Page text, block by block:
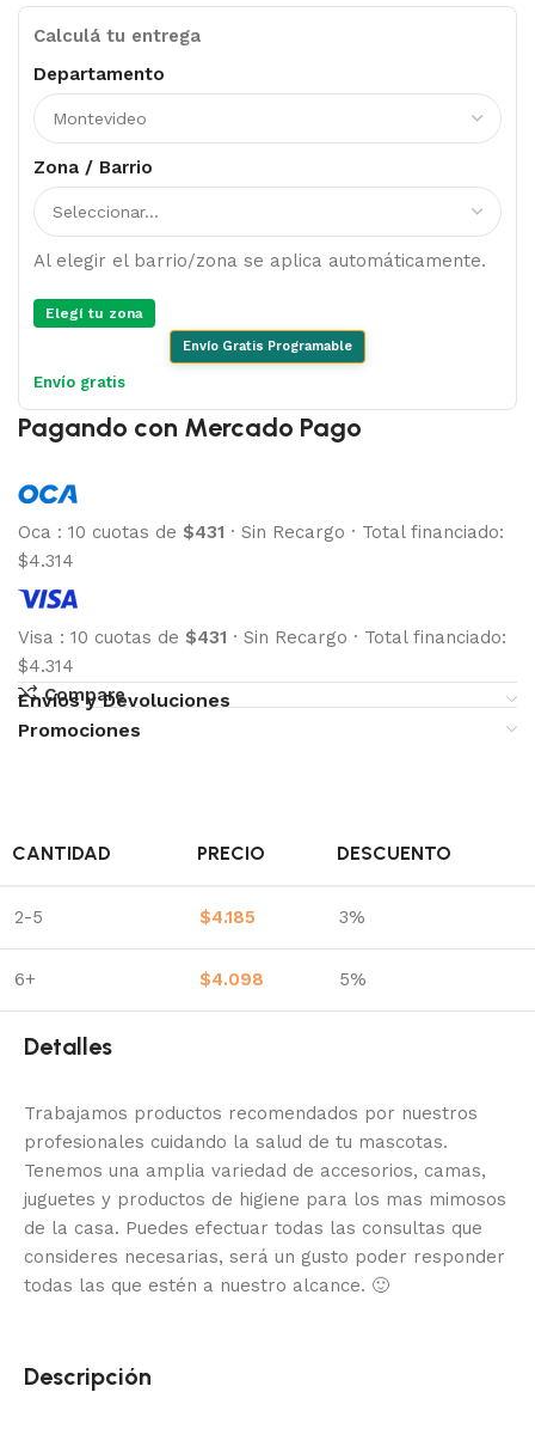
Calculá tu entrega
Departamento
Zona / Barrio
Al elegir el barrio/zona se aplica automáticamente.
Elegí tu zona
Envío Gratis Programable
Envío gratis
Pagando con Mercado Pago
Oca : 10 cuotas de $431 · Sin Recargo · Total financiado:
$4.314
Visa : 10 cuotas de $431 · Sin Recargo · Total financiado:
$4.314
Compare
Envíos y Devoluciones
Promociones
CANTIDAD PRECIO DESCUENTO
2-5 $4.185 3%
6+ $4.098 5%
Detalles
Trabajamos productos recomendados por nuestros
profesionales cuidando la salud de tu mascotas.
Tenemos una amplia variedad de accesorios, camas,
juguetes y productos de higiene para los mas mimosos
de la casa. Puedes efectuar todas las consultas que
consideres necesarias, será un gusto poder responder
todas las que estén a nuestro alcance. 🙂
Descripción